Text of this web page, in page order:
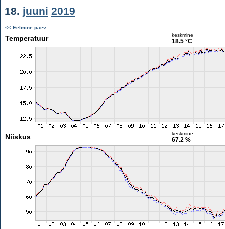
18. juuni 2019
<< Eelmine päev
Temperatuur keskmine
18.5 °C
Niiskus keskmine
67.2 %